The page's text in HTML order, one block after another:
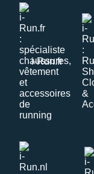
i-Run.fr